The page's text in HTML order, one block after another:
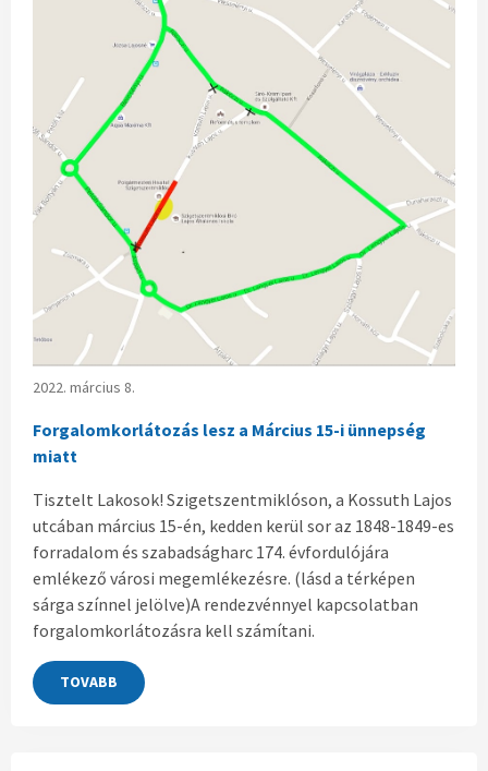
2022. március 8.
Forgalomkorlátozás lesz a Március 15-i ünnepség
miatt
Tisztelt Lakosok! Szigetszentmiklóson, a Kossuth Lajos
utcában március 15-én, kedden kerül sor az 1848-1849-es
forradalom és szabadságharc 174. évfordulójára
emlékező városi megemlékezésre. (lásd a térképen
sárga színnel jelölve)A rendezvénnyel kapcsolatban
forgalomkorlátozásra kell számítani.
TOVABB